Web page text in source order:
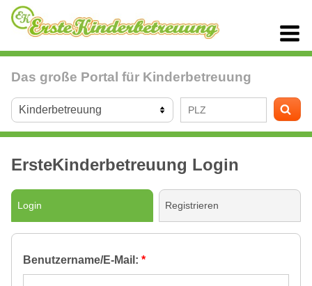
Das große Portal für Kinderbetreuung
ErsteKinderbetreuung Login
Login Registrieren
Benutzername/E-Mail: *